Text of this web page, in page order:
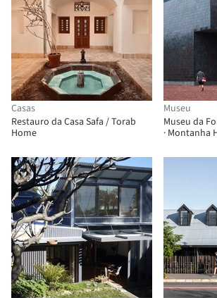
Casas
Restauro da Casa Safa / Torab
Home
Museu
Museu da
· Montanha
do Sudeste